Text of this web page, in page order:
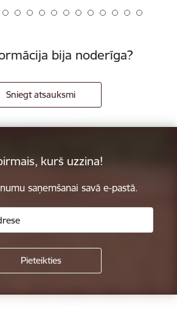
bija noderīga?
Sniegt atsauksmi
kurš uzzina!
saņemšanai savā e-pastā.